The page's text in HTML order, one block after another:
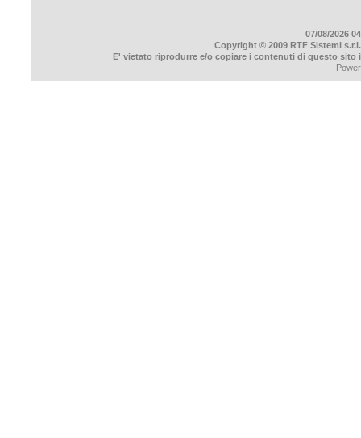
07/08/2026
Copyright © 2009 RTF Sistemi
E' vietato riprodurre e/o copiare i contenuti di questo